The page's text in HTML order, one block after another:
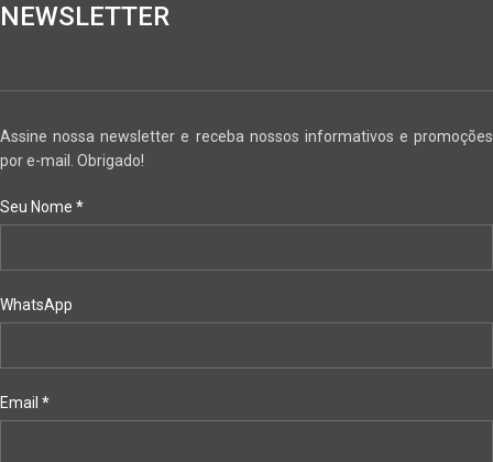
NEWSLETTER
Assine nossa newsletter e receba nossos informativos e promoções
por e-mail. Obrigado!
Seu Nome *
WhatsApp
Email *